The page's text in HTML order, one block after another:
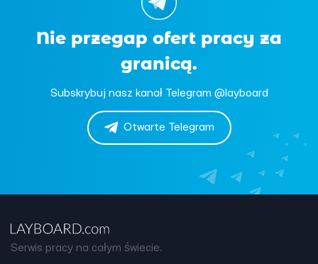
Nie przegap ofert pracy za
granicą.
Subskrybuj nasz kanał Telegram @layboard
Otwarte Telegram
Serwis pracy na całym świecie.